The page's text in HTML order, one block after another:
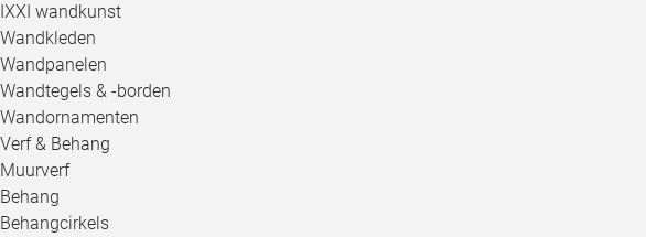
IXXI wandkunst
Wandkleden
Wandpanelen
Wandtegels & -borden
Wandornamenten
Verf & Behang
Muurverf
Behang
Behangcirkels